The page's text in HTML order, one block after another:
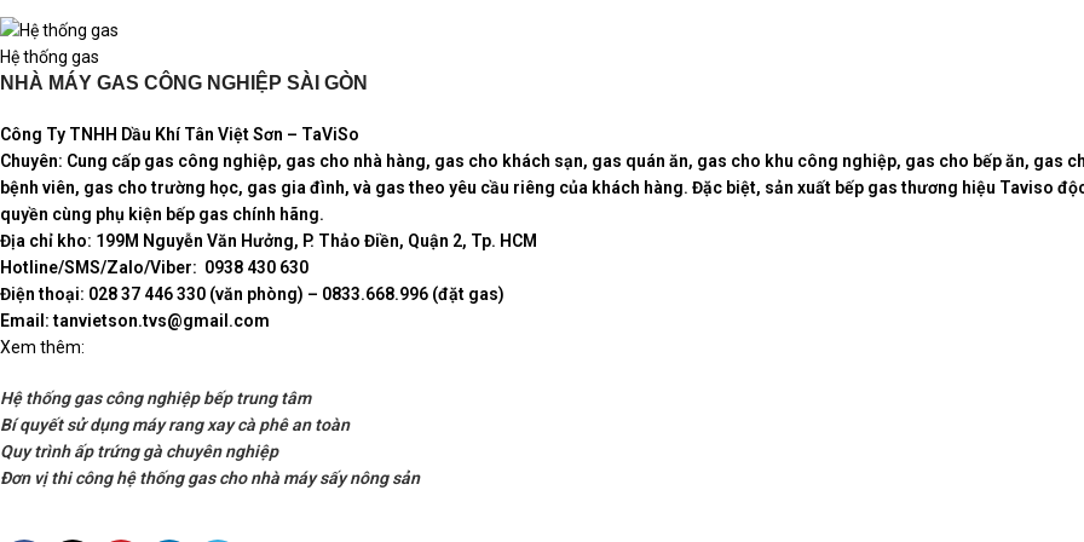
Hệ thống gas
NHÀ MÁY GAS CÔNG NGHIỆP SÀI GÒN
Công Ty TNHH Dầu Khí Tân Việt Sơn – TaViSo
Chuyên: Cung cấp gas công nghiệp, gas cho nhà hàng, gas cho khách sạn, gas quán ăn, gas cho khu công nghiệp, gas cho bếp ăn, gas
bệnh viên, gas cho trường học, gas gia đình, và gas theo yêu cầu riêng của khách hàng. Đặc biệt, sản xuất bếp gas thương hiệu Taviso
quyền cùng phụ kiện bếp gas chính hãng.
Địa chỉ kho: 199M Nguyễn Văn Hưởng, P. Thảo Điền, Quận 2, Tp. HCM
Hotline/SMS/Zalo/Viber: 0938 430 630
Điện thoại: 028 37 446 330 (văn phòng) – 0833.668.996 (đặt gas)
Email: tanvietson.tvs@gmail.com
Xem thêm:
Hệ thống gas công nghiệp bếp trung tâm
Bí quyết sử dụng máy rang xay cà phê an toàn
Quy trình ấp trứng gà chuyên nghiệp
Đơn vị thi công hệ thống gas cho nhà máy sấy nông sản